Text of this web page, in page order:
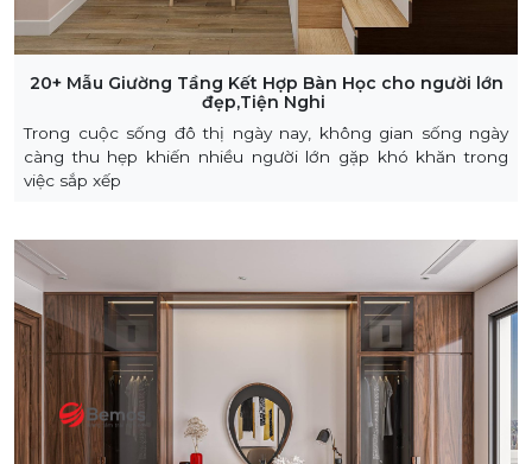
20+ Mẫu Giường Tầng Kết Hợp Bàn Học cho người lớn
đẹp,Tiện Nghi
Trong cuộc sống đô thị ngày nay, không gian sống ngày
càng thu hẹp khiến nhiều người lớn gặp khó khăn trong
việc sắp xếp